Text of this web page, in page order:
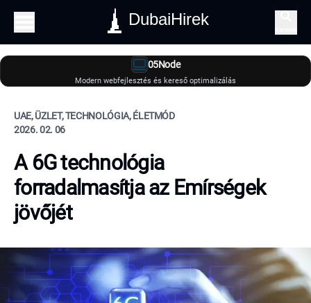
DubaiHirek
05Node
Modern webfejlesztés és kereső optimalizálás
UAE, ÜZLET, TECHNOLÓGIA, ÉLETMÓD
2026. 02. 06
A 6G technológia
forradalmasítja az Emírségek
jövőjét